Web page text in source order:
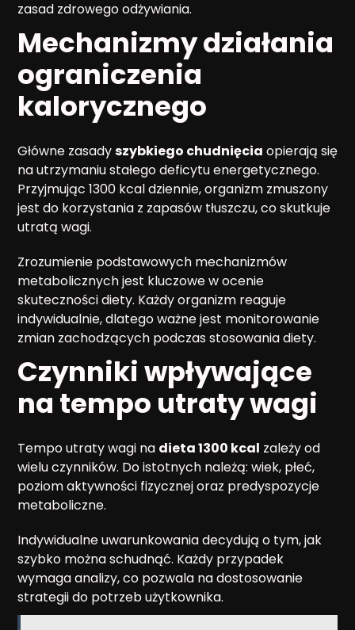
zasad zdrowego odżywiania.
Mechanizmy działania
ograniczenia
kalorycznego
Główne zasadyszybkiego chudnięcia opierają się
na utrzymaniu stałego deficytu energetycznego.
Przyjmując 1300 kcal dziennie, organizm zmuszony
jest do korzystania z zapasów tłuszczu, co skutkuje
utratą wagi.
Zrozumienie podstawowych mechanizmów
metabolicznych jest kluczowe w ocenie
skuteczności diety. Każdy organizm reaguje
indywidualnie, dlatego ważne jest monitorowanie
zmian zachodzących podczas stosowania diety.
Czynniki wpływające
na tempo utraty wagi
Tempo utraty wagi na dieta 1300 kcal zależy od
wielu czynników. Do istotnych należą: wiek, płeć,
poziom aktywności fizycznej oraz predyspozycje
metaboliczne.
Indywidualne uwarunkowania decydują o tym, jak
szybko można schudnąć. Każdy przypadek
wymaga analizy, co pozwala na dostosowanie
strategii do potrzeb użytkownika.